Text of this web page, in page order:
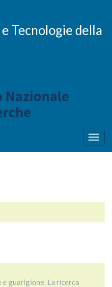
Tecnologie della
guarigione. La ricerca